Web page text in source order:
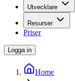
Utvecklare
Resurser
Priser
Logga in
Home